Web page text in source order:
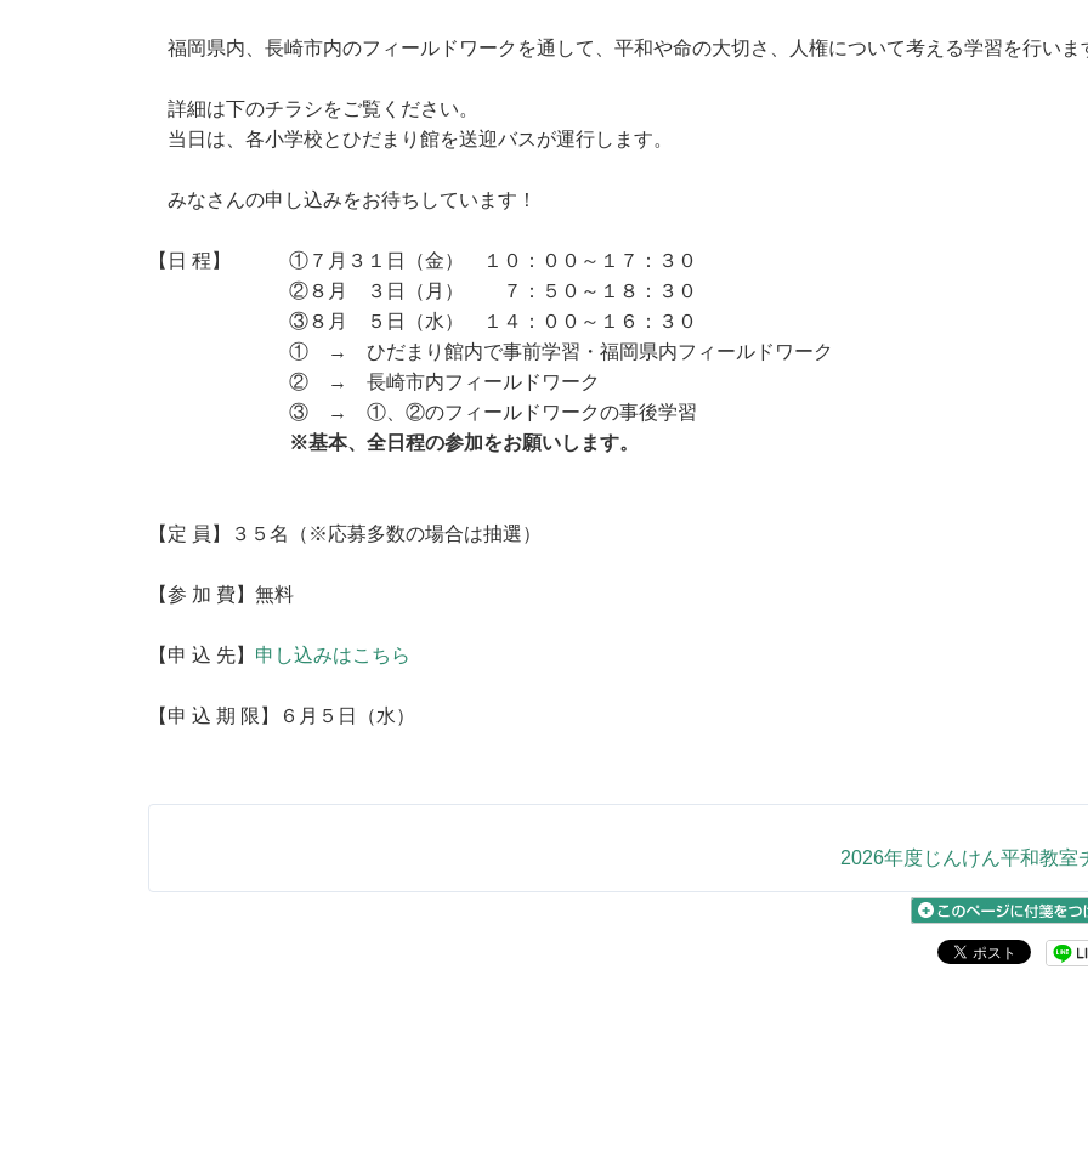
福岡県内、長崎市内のフィールドワークを通して、平和や命の大切さ、人権について考える学習を行いま
詳細は下のチラシをご覧ください。
当日は、各小学校とひだまり館を送迎バスが運行します。
みなさんの申し込みをお待ちしています！
【日 程】 ①７月３１日（金） １０：００～１７：３０
②８月 ３日（月） ７：５０～１８：３０
③８月 ５日（水） １４：００～１６：３０
① → ひだまり館内で事前学習・福岡県内フィールドワーク
② → 長崎市内フィールドワーク
③ → ①、②のフィールドワークの事後学習
※基本、全日程の参加をお願いします。
【定 員】３５名（※応募多数の場合は抽選）
【参 加 費】無料
【申 込 先】 申し込みはこちら
【申 込 期 限】６月５日（水）
2026年度じんけん平和教室